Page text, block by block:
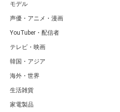
モデル
声優・アニメ・漫画
YouTuber・配信者
テレビ・映画
韓国・アジア
海外・世界
生活雑貨
家電製品